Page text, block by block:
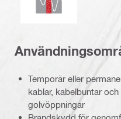
Temporär eller
kablar, kabelbuntar
golvöppningar